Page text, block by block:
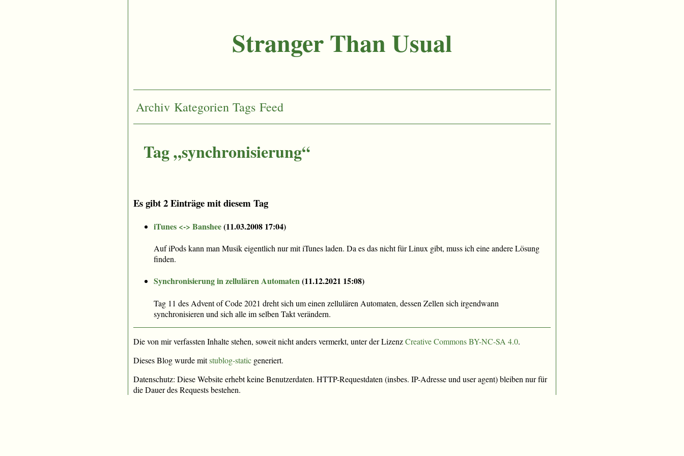
Stranger Than Usual
Archiv Kategorien Tags Feed
Tag „synchronisierung“
Es gibt 2 Einträge mit diesem Tag
iTunes <-> Banshee(11.03.2008 17:04)
Auf iPods kann man Musik eigentlich nur mit iTunes laden. Da es das nicht für Linux gibt, muss ich eine andere Lösung
finden.
Synchronisierung in zellulären Automaten(11.12.2021 15:08)
Tag 11 des Advent of Code 2021 dreht sich um einen zellulären Automaten, dessen Zellen sich irgendwann
synchronisieren und sich alle im selben Takt verändern.
Die von mir verfassten Inhalte stehen, soweit nicht anders vermerkt, unter der LizenzCreative Commons BY-NC-SA 4.0.
Dieses Blog wurde mitstublog-static generiert.
Datenschutz: Diese Website erhebt keine Benutzerdaten. HTTP-Requestdaten (insbes. IP-Adresse und user agent) bleiben nur für
die Dauer des Requests bestehen.